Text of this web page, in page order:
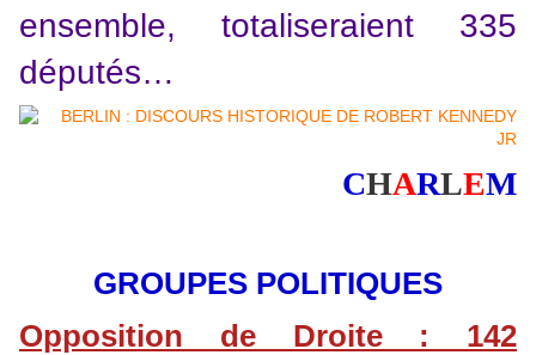
ensemble, totaliseraient 335
députés…
CHARLEM
GROUPES POLITIQUES
Opposition de Droite : 142